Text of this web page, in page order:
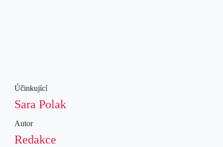
Účinkující
Sara Polak
Autor
Redakce